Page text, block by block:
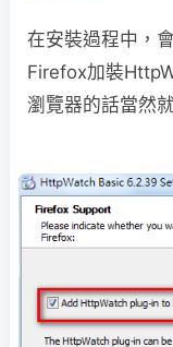
在安裝過程中，
Firefox加裝
瀏覽器的話當然